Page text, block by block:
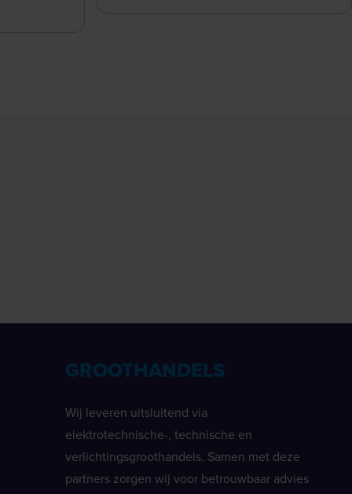
GROOTHANDELS
Wij leveren uitsluitend via
elektrotechnische-, technische en
verlichtingsgroothandels. Samen met deze
partners zorgen wij voor betrouwbaar advies